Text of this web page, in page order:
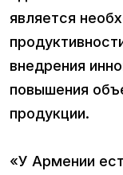
является
внедрения
повышения
продукции.
«У Армении